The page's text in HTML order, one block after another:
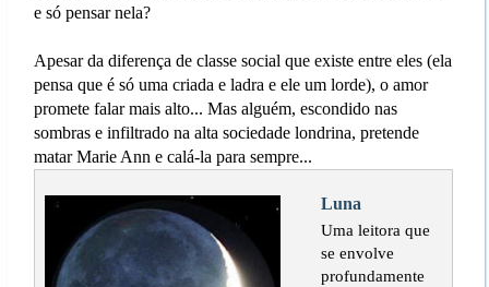
e só pensar nela?
Apesar da diferença de classe social que existe entre eles (ela
pensa que é só uma criada e ladra e ele um lorde), o amor
promete falar mais alto... Mas alguém, escondido nas
sombras e infiltrado na alta sociedade londrina, pretende
matar Marie Ann e calá-la para sempre...
Luna
Uma leitora que
se envolve
profundamente